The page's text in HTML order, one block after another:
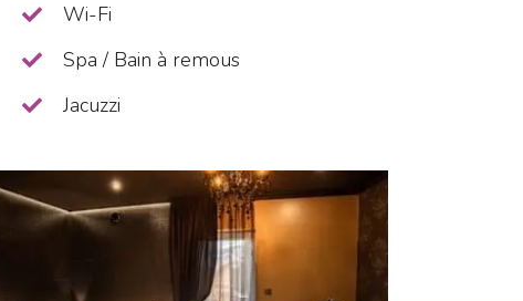
Wi-Fi
Spa / Bain à remous
Jacuzzi